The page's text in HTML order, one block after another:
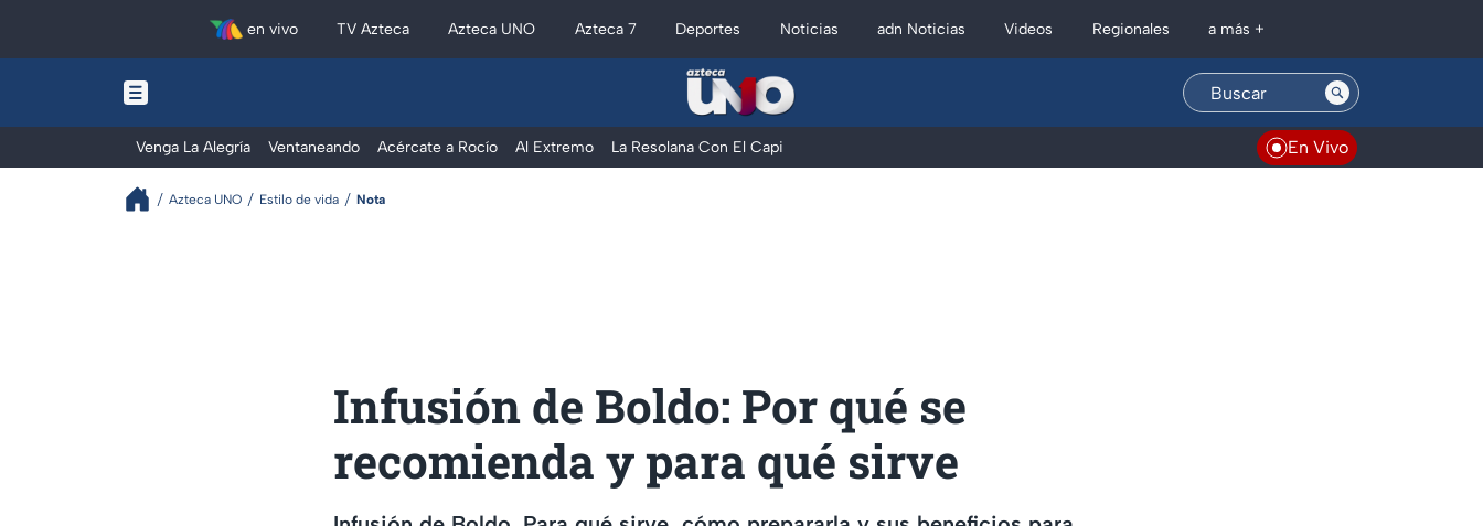
en vivo TV Azteca Azteca UNO Azteca 7 Deportes Noticias adn Noticias Videos Regionales a más +
Venga La Alegría Ventaneando Acércate a Rocío Al Extremo La Resolana Con El Capi En Vivo
Azteca UNO Estilo de vida Nota
Infusión de Boldo: Por qué se
recomienda y para qué sirve